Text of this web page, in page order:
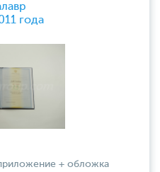
года
+ обложка